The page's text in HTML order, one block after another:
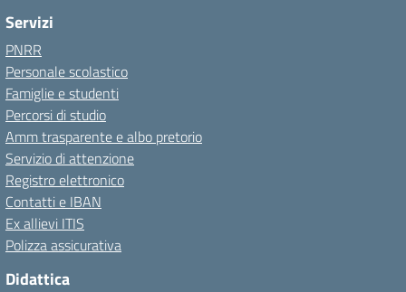
Servizi
PNRR
Personale scolastico
Famiglie e studenti
Percorsi di studio
Amm trasparente e albo pretorio
Servizio di attenzione
Registro elettronico
Contatti e IBAN
Ex allievi ITIS
Polizza assicurativa
Didattica